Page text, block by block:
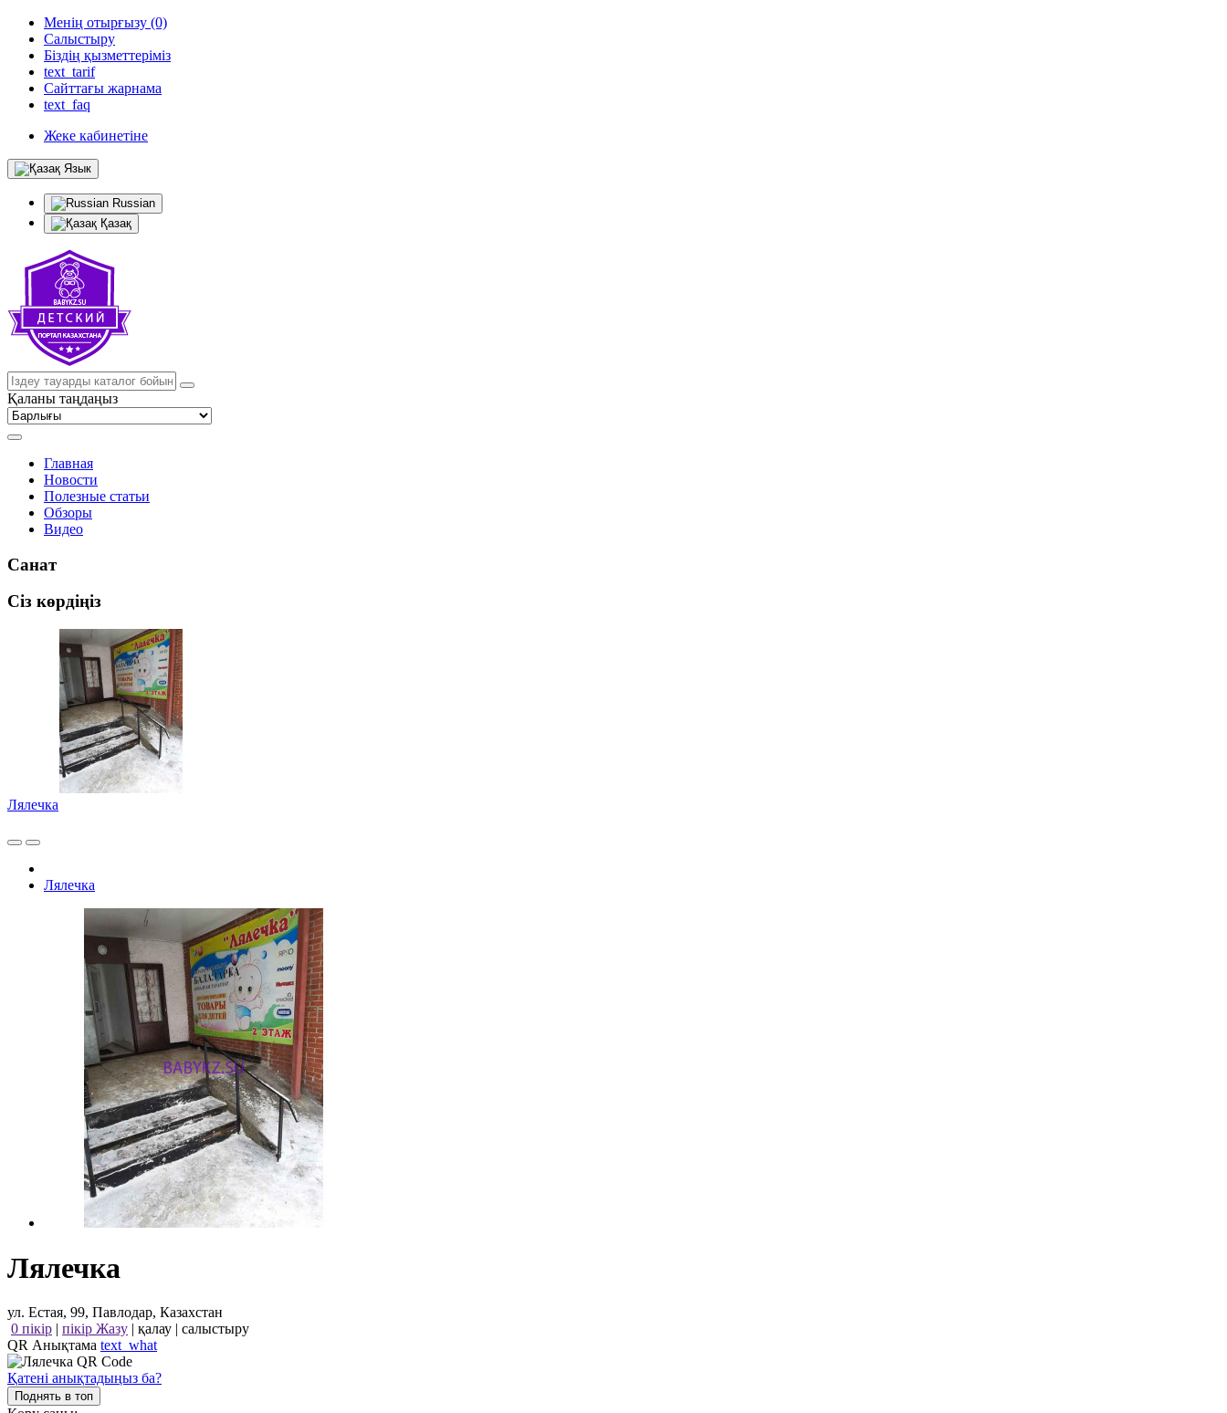
Менің отырғызу (0)
Салыстыру
Біздің қызметтеріміз
text_tarif
Сайттағы жарнама
text_faq
Жеке кабинетіне
Язык
Russian
Қазақ
Қаланы таңдаңыз
Главная
Новости
Полезные статьи
Обзоры
Видео
Санат
Сіз көрдіңіз
Лялечка
Лялечка
Лялечка
ул. Естая, 99, Павлодар, Казахстан
0 пікір | пікір Жазу | қалау | салыстыру
QR Анықтама text_what
Қатені анықтадыңыз ба?
Поднять в топ